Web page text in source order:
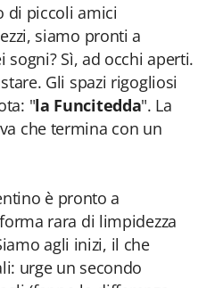
di piccoli amici
siamo pronti a
Sì, ad occhi aperti.
Gli spazi rigogliosi
"la Funcitedda". La
che termina con un
è pronto a
rara di limpidezza
agli inizi, il che
urge un secondo